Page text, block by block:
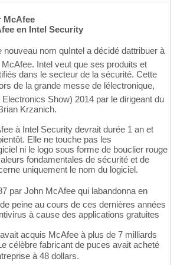
McAfee
en Intel Security
nouveau nom quIntel a décidé dattribuer à
Intel veut que ses produits et
dans le secteur de la sécurité. Cette
de la grande messe de lélectronique,
Show) 2014 par le dirigeant du
Krzanich.
à Intel Security devrait durée 1 an et
Elle ne touche pas les
ni le logo sous forme de bouclier rouge
fondamentales de sécurité et de
uniquement le nom du logiciel.
par John McAfee qui labandonna en
peine au cours de ces dernières années
à cause des applications gratuites
acquis McAfee à plus de 7 milliards
célèbre fabricant de puces avait acheté
à 48 dollars.